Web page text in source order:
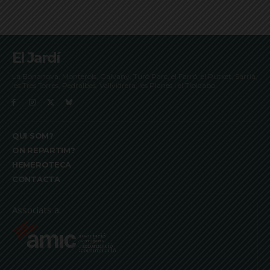
El Jardí
La Bonanova, Monterols, Galvany, Turó Parc, el Farró, el Putxet, Sarrià,
les Tres Torres, Pedralbes, Vallvidrera, les Planes i el Tibidabo
QUI SOM?
ON REPARTIM?
HEMEROTECA
CONTACTA
Associats a: